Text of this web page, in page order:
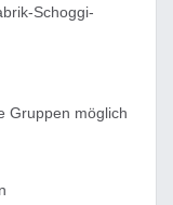
Schoggi-
Gruppen möglich